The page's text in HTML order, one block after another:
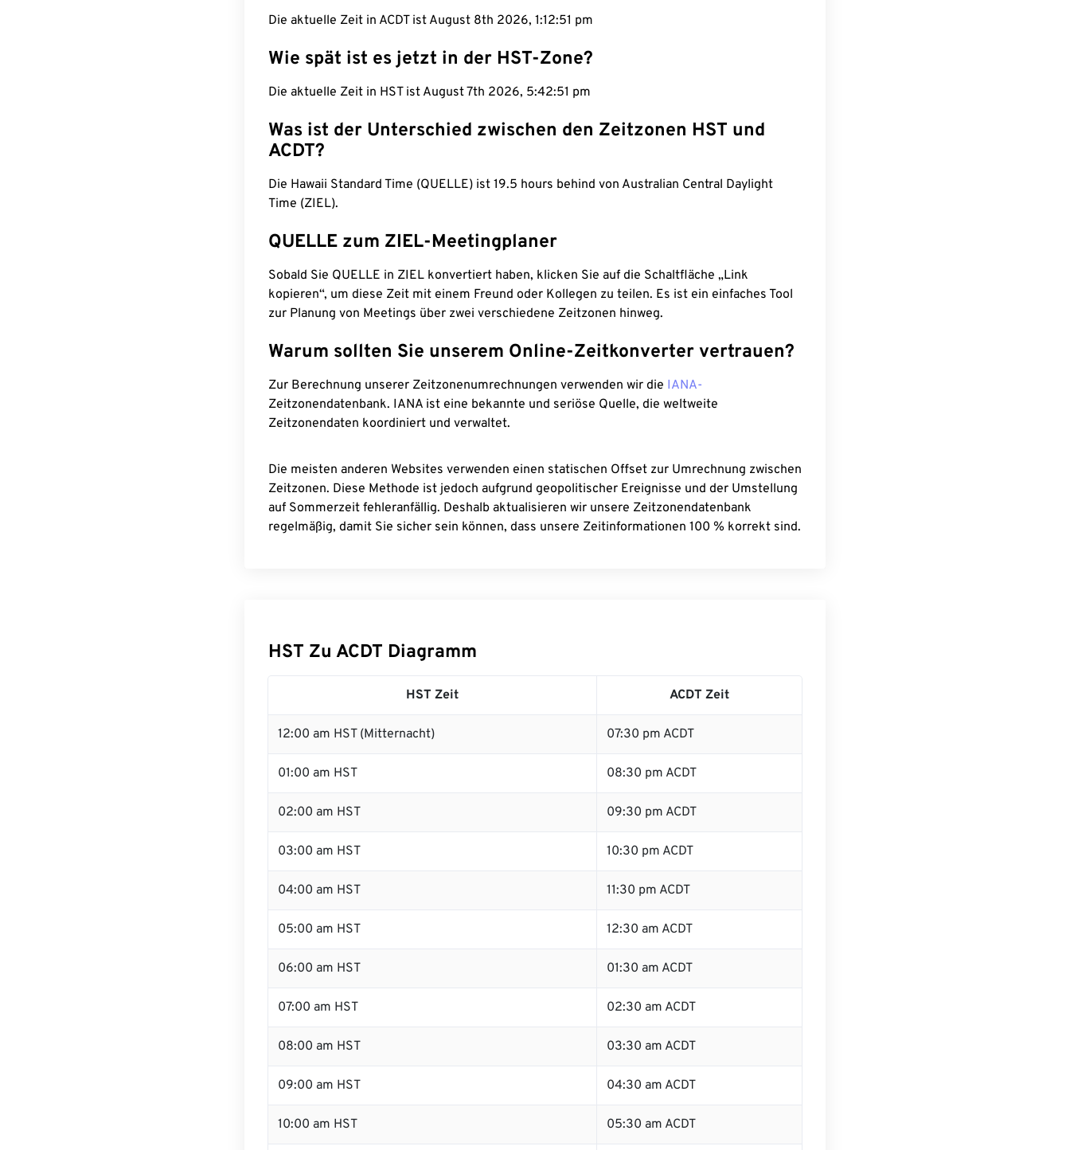
Die aktuelle Zeit in ACDT ist August 8th 2026, 1:12:52 pm
Wie spät ist es jetzt in der HST-Zone?
Die aktuelle Zeit in HST ist August 7th 2026, 5:42:52 pm
Was ist der Unterschied zwischen den Zeitzonen HST und
ACDT?
Die Hawaii Standard Time (QUELLE) ist 19.5 hours behind von Australian Central Daylight
Time (ZIEL).
QUELLE zum ZIEL-Meetingplaner
Sobald Sie QUELLE in ZIEL konvertiert haben, klicken Sie auf die Schaltfläche „Link
kopieren“, um diese Zeit mit einem Freund oder Kollegen zu teilen. Es ist ein einfaches Tool
zur Planung von Meetings über zwei verschiedene Zeitzonen hinweg.
Warum sollten Sie unserem Online-Zeitkonverter vertrauen?
Zur Berechnung unserer Zeitzonenumrechnungen verwenden wir die IANA-
Zeitzonendatenbank. IANA ist eine bekannte und seriöse Quelle, die weltweite
Zeitzonendaten koordiniert und verwaltet.
Die meisten anderen Websites verwenden einen statischen Offset zur Umrechnung zwischen
Zeitzonen. Diese Methode ist jedoch aufgrund geopolitischer Ereignisse und der Umstellung
auf Sommerzeit fehleranfällig. Deshalb aktualisieren wir unsere Zeitzonendatenbank
regelmäßig, damit Sie sicher sein können, dass unsere Zeitinformationen 100 % korrekt sind.
HST Zu ACDT Diagramm
HST Zeit ACDT Zeit
12:00 am HST (Mitternacht) 07:30 pm ACDT
01:00 am HST 08:30 pm ACDT
02:00 am HST 09:30 pm ACDT
03:00 am HST 10:30 pm ACDT
04:00 am HST 11:30 pm ACDT
05:00 am HST 12:30 am ACDT
06:00 am HST 01:30 am ACDT
07:00 am HST 02:30 am ACDT
08:00 am HST 03:30 am ACDT
09:00 am HST 04:30 am ACDT
10:00 am HST 05:30 am ACDT